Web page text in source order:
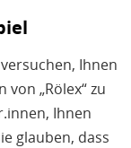
Ihnen
„Rölex“ zu
Ihnen
glauben, dass